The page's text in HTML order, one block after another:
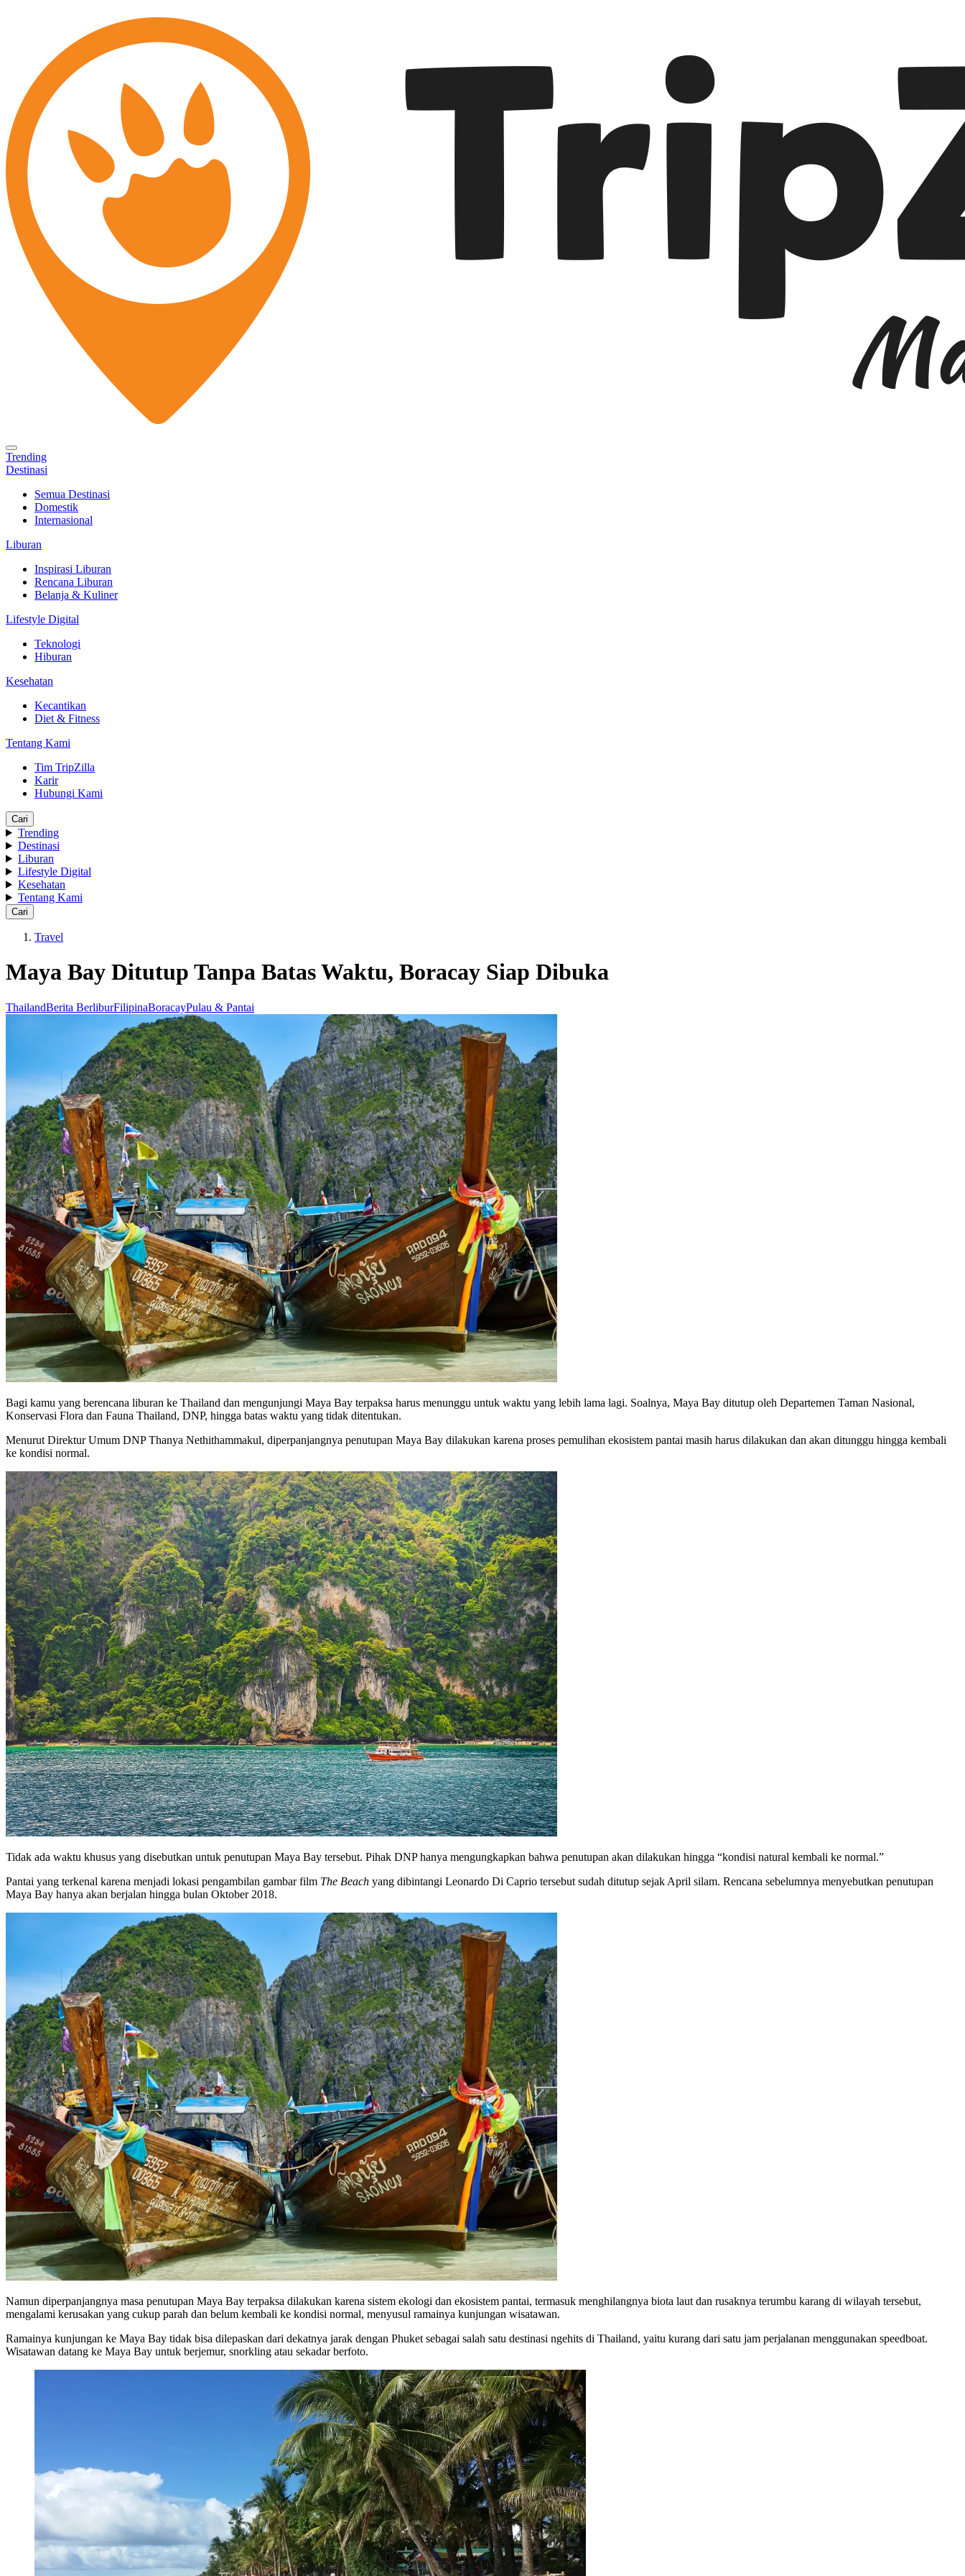
Trending
Destinasi
Semua Destinasi
Domestik
Internasional
Liburan
Inspirasi Liburan
Rencana Liburan
Belanja & Kuliner
Lifestyle Digital
Teknologi
Hiburan
Kesehatan
Kecantikan
Diet & Fitness
Tentang Kami
Tim TripZilla
Karir
Hubungi Kami
Cari
Trending
Destinasi
Liburan
Lifestyle Digital
Kesehatan
Tentang Kami
Cari
Travel
Maya Bay Ditutup Tanpa Batas Waktu, Boracay Siap Dibuka
ThailandBerita BerliburFilipinaBoracayPulau & Pantai
Bagi kamu yang berencana liburan ke Thailand dan mengunjungi Maya Bay terpaksa harus menunggu untuk waktu yang lebih lama lagi. Soalnya, Maya Bay ditutup oleh Departemen Taman Nasional,
Konservasi Flora dan Fauna Thailand, DNP, hingga batas waktu yang tidak ditentukan.
Menurut Direktur Umum DNP Thanya Nethithammakul, diperpanjangnya penutupan Maya Bay dilakukan karena proses pemulihan ekosistem pantai masih harus dilakukan dan akan ditunggu hingga kembali
ke kondisi normal.
Tidak ada waktu khusus yang disebutkan untuk penutupan Maya Bay tersebut. Pihak DNP hanya mengungkapkan bahwa penutupan akan dilakukan hingga “kondisi natural kembali ke normal.”
Pantai yang terkenal karena menjadi lokasi pengambilan gambar film The Beach yang dibintangi Leonardo Di Caprio tersebut sudah ditutup sejak April silam. Rencana sebelumnya menyebutkan penutupan
Maya Bay hanya akan berjalan hingga bulan Oktober 2018.
Namun diperpanjangnya masa penutupan Maya Bay terpaksa dilakukan karena sistem ekologi dan ekosistem pantai, termasuk menghilangnya biota laut dan rusaknya terumbu karang di wilayah tersebut,
mengalami kerusakan yang cukup parah dan belum kembali ke kondisi normal, menyusul ramainya kunjungan wisatawan.
Ramainya kunjungan ke Maya Bay tidak bisa dilepaskan dari dekatnya jarak dengan Phuket sebagai salah satu destinasi ngehits di Thailand, yaitu kurang dari satu jam perjalanan menggunakan speedboat.
Wisatawan datang ke Maya Bay untuk berjemur, snorkling atau sekadar berfoto.